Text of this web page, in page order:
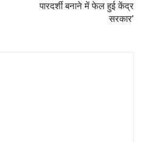
पारदर्शी बनाने में फेल हुई केंद्र
सरकार’